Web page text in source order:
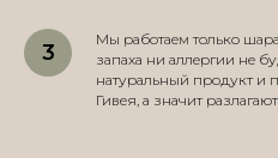
Мы работаем только
запаха ни аллергии не
натуральный продукт и
Гивея, а значит